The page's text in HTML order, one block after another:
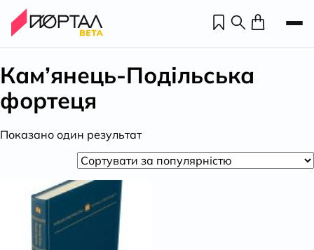
Кам’янець-Подільська
фортеця
Показано один результат